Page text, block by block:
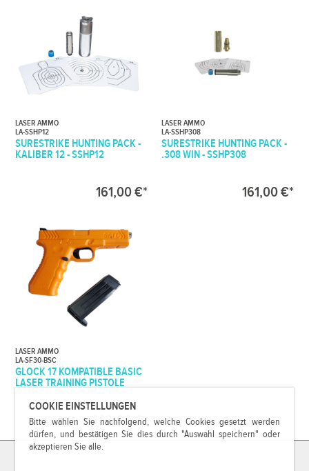
COOKIE EINSTELLUNGEN
Bitte wählen Sie nachfolgend, welche Cookies gesetzt werden
dürfen, und bestätigen Sie dies durch "Auswahl speichern" oder
akzeptieren Sie alle.
LASER AMMO
LA-SSHP12
SURESTRIKE HUNTING PACK -
KALIBER 12 - SSHP12
161,00 €*
LASER AMMO
LA-SSHP308
SURESTRIKE HUNTING PACK -
.308 WIN - SSHP308
161,00 €*
LASER AMMO
LA-SF30-BSC
GLOCK 17 KOMPATIBLE BASIC
LASER TRAINING PISTOLE
369,00 €*